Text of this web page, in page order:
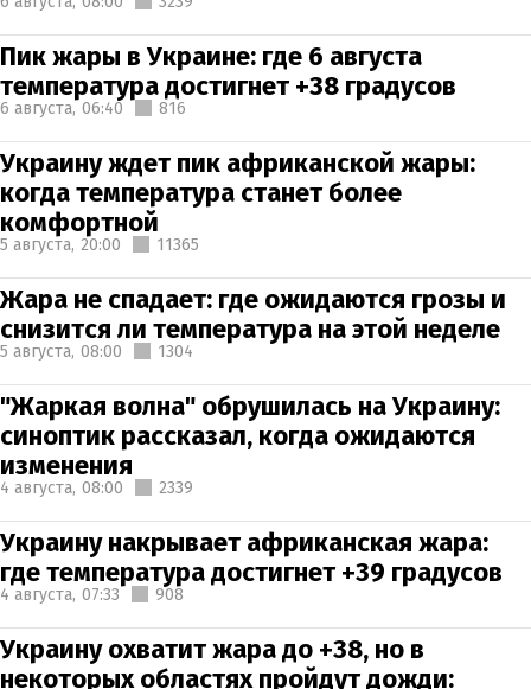
Пик жары в Украине: где 6 августа
температура достигнет +38 градусов
6 августа, 06:40 816
Украину ждет пик африканской жары:
когда температура станет более
комфортной
5 августа, 20:00 11365
Жара не спадает: где ожидаются грозы и
снизится ли температура на этой неделе
5 августа, 08:00 1304
"Жаркая волна" обрушилась на Украину:
синоптик рассказал, когда ожидаются
изменения
4 августа, 08:00 2339
Украину накрывает африканская жара:
где температура достигнет +39 градусов
4 августа, 07:33 908
Украину охватит жара до +38, но в
некоторых областях пройдут дожди: